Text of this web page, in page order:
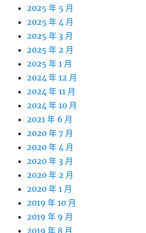
2025 年 5 月
2025 年 4 月
2025 年 3 月
2025 年 2 月
2025 年 1 月
2024 年 12 月
2024 年 11 月
2024 年 10 月
2021 年 6 月
2020 年 7 月
2020 年 4 月
2020 年 3 月
2020 年 2 月
2020 年 1 月
2019 年 10 月
2019 年 9 月
2019 年 8 月